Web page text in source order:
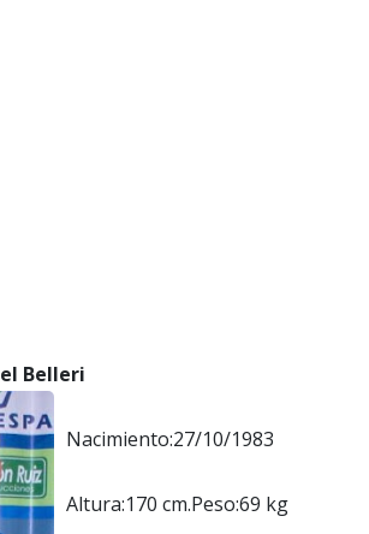
Belleri
Nacimiento:27/10/1983
Altura:170 cm.Peso:69 kg